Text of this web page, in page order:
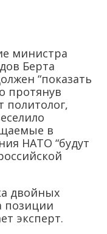
министра
Берта
“показать
протянув
политолог,
в
НАТО “будут
двойных
позиции
эксперт.